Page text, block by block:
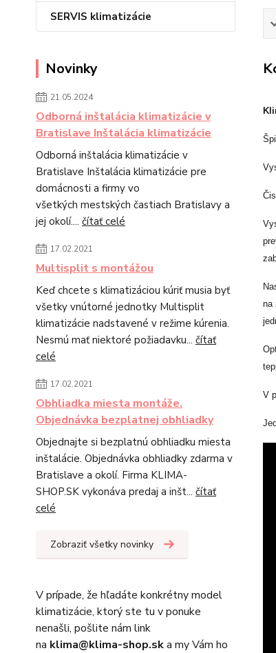
SERVIS klimatizácie
Novinky
21.05.2024
Odborná inštalácia klimatizácie v
Bratislave Inštalácia klimatizácie
Odborná inštalácia klimatizácie v
Bratislave Inštalácia klimatizácie pre
domácnosti a firmy vo
všetkých mestských častiach Bratislavy a
jej okolí.... čítať celé
17.02.2021
Multisplit s montážou
Keď chcete s klimatizáciou kúriť musia byť
všetky vnútorné jednotky Multisplit
klimatizácie nadstavené v režime kúrenia.
Nesmú mať niektoré požiadavku... čítať
celé
17.02.2021
Obhliadka miesta montáže.
Objednávka bezplatnej obhliadky
Objednajte si bezplatnú obhliadku miesta
inštalácie. Objednávka obhliadky zdarma v
Bratislave a okolí. Firma KLIMA-
SHOP.SK vykonáva predaj a inšt... čítať
celé
Zobraziť všetky novinky
V prípade, že hľadáte konkrétny model
klimatizácie, ktorý ste tu v ponuke
nenašli, pošlite nám link
na klima@klima-shop.ska my Vám ho
na
V